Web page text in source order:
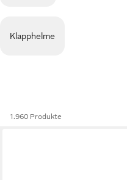
Klapphelme
1.960 Produkte